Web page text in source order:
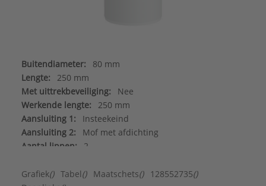
Buitendiameter:
80 mm
Lengte:
250 mm
Met uittrekbeveiliging:
Nee
Werkende lengte:
250 mm
Aansluiting 1:
Insteekeind
Aansluiting 2:
Mof met afdichting
Aantal lippen:
2
Binnendiameter aansluiting 1:
78 mm
Grafiek() Tabel() Maatschets() 128552735()